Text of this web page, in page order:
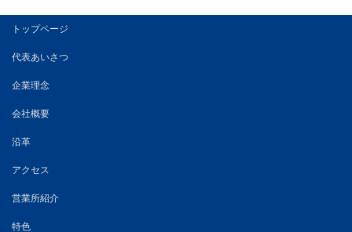
トップページ
代表あいさつ
企業理念
会社概要
沿革
アクセス
営業所紹介
特色